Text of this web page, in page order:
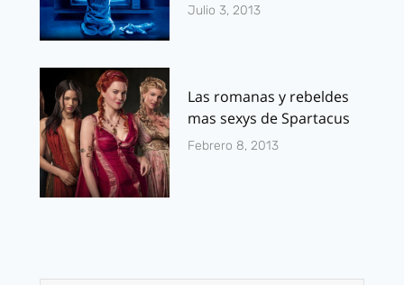
Julio 3, 2013
Las romanas y rebeldes
mas sexys de Spartacus
Febrero 8, 2013